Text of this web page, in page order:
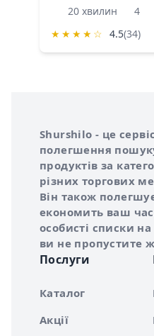
20 хвилин
4
★ ★ ★ ★ ☆ 4.5(34)
Про сервіс Shurshilo
Shurshilo - це
полегшення
продуктів за
різних торгових
Він також
економить ваш
особисті списки
ви не пропустите
Послуги
Каталог
Акції